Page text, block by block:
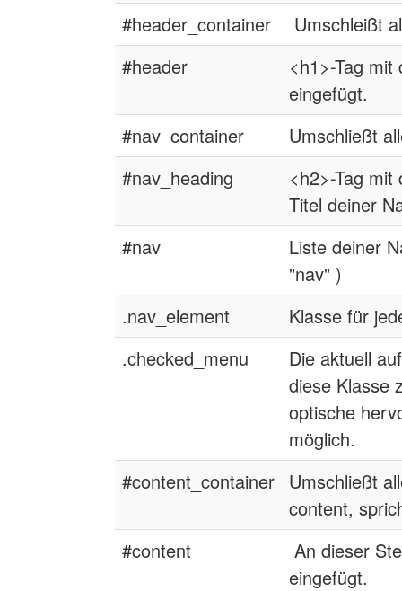
#header_container
Umschleißt
#header
<h1>-Tag
eingefügt.
#nav_container
Umschließt
#nav_heading
<h2>-Tag
Titel deiner
#nav
Liste deiner
"nav" )
.nav_element
Klasse für
.checked_menu
Die aktuell
diese Klasse
optische
möglich.
#content_container Umschließt
content,
#content
An dieser
eingefügt.